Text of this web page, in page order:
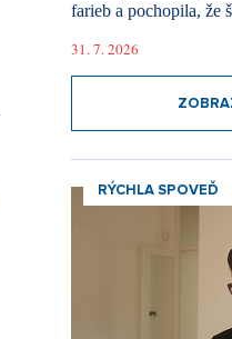
farieb a pochopila, že
31. 7. 2026
RÝCHLA SPOVEĎ